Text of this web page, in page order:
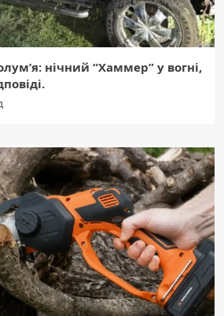
нічний “Хаммер” у вогні,